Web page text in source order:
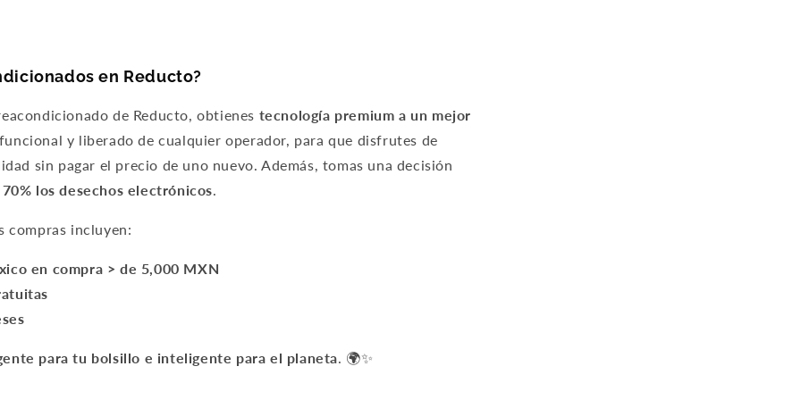
en Reducto?
de Reducto, obtienes tecnología premium a un mejor
funcional y liberado de cualquier operador, para que disfrutes de
sin pagar el precio de uno nuevo. Además, tomas una decisión
los desechos electrónicos
compras incluyen:
en compra > de 5,000 MXN
para tu bolsillo e inteligente para el planeta . 🌍✨
2 En tu cuenta de Mercado Pago,
cantidad de mesesy confirma.
3
otros medios.
Crédito sujeto a aprobación.
¿Tienes dudas? Consulta nuestra
Ayuda.